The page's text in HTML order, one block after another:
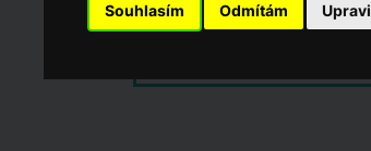
Souhlasím Odmítám